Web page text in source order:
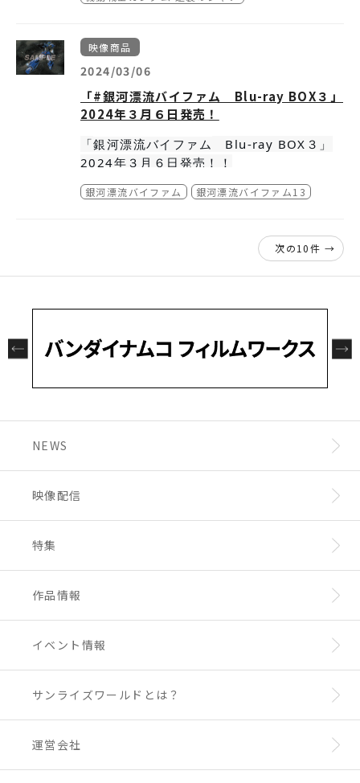
販売場所：グランフロント大阪 北館 1階 カフ
ェラボ横特設会場
[当日券販売時間]9：30~18：30まで
▼前売券
販売期間：2024年11月18日（月）10：00～2
025年1月16日（木）23：59まで
・大学・専門・高校生：1,800円（税込）
・中・小学生：800円（税込）
販売場所：ローソンチケットにて販売
どの入場区分でも5,500円（税込）
※商品の引き換えは開催期間中会場1階でお渡
※画像はイメージです。
販売期間：2025年1月17日（金）～2月11日
・一般：2,300円（税込）
販売場所：グランフロント大阪 北館 1階 カフ
【福岡会場概要】
会期、会場などの詳細は後日、お知らせいたし
ます。
代表作「ファイブスター物語」やテレビアニメ
のメカニックデザイン、キャラクターデザイン
永野護は1983年の活動開始以来、独創的で革
レビアニメ「重戦機エルガイム」（制作：サン
映像商品
2024/03/06
「#銀河漂流バイファム Blu-ray BOX３」
2024年３月６日発売！
「銀河漂流バイファム
Blu-ray BOX３」
2024年３月６日発売！！
PRODUCTS｜銀河漂流バイファム (vifa
銀河漂流バイファム 銀河漂流バイファム13
次の10件 →
NEWS
映像配信
特集
作品情報
イベント情報
サンライズワールドとは？
運営会社